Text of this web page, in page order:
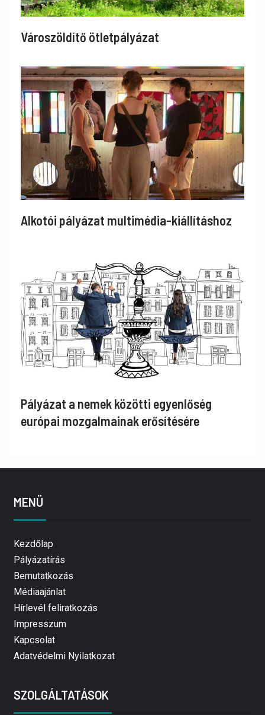
Városzöldítő ötletpályázat
Alkotói pályázat multimédia-kiállításhoz
Pályázat a nemek közötti egyenlőség
európai mozgalmainak erősítésére
MENÜ
Kezdőlap
Pályázatírás
Bemutatkozás
Médiaajánlat
Hírlevél feliratkozás
Impresszum
Kapcsolat
Adatvédelmi Nyilatkozat
SZOLGÁLTATÁSOK